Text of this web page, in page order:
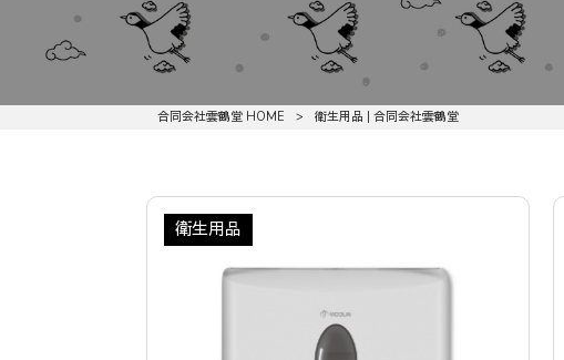
合同会社雲鶴堂 HOME > 衛生用品 | 合同会社雲鶴堂
衛生用品